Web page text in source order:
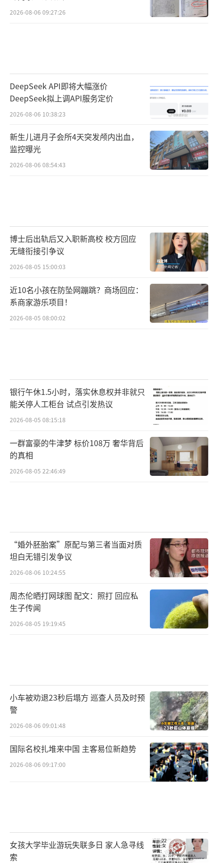
2026-08-06 09:27:26
DeepSeek API即将大幅涨价
DeepSeek拟上调API服务定价
2026-08-06 10:38:23
新生儿进月子会所4天突发颅内出血，
监控曝光
2026-08-06 08:54:43
博士后出轨后又入职新高校 校方回应
无缝衔接引争议
2026-08-05 15:00:03
近10名小孩在防坠网蹦跳？商场回应：
系商家游乐项目！
2026-08-05 08:00:02
银行午休1.5小时，落实休息权并非就只
能关停人工柜台 试点引发热议
2026-08-05 08:15:18
一群富豪的牛津梦 标价108万 奢华背后
的真相
2026-08-05 22:46:49
“婚外胚胎案”原配与第三者当面对质
坦白无错引发争议
2026-08-06 10:24:55
周杰伦晒打网球图 配文：照打 回应私
生子传闻
2026-08-05 19:19:45
小车被劝退23秒后塌方 巡查人员及时预
警
2026-08-06 09:01:48
国际名校扎堆来中国 主客易位新趋势
2026-08-06 09:17:00
女孩大学毕业游玩失联多日 家人急寻线
索